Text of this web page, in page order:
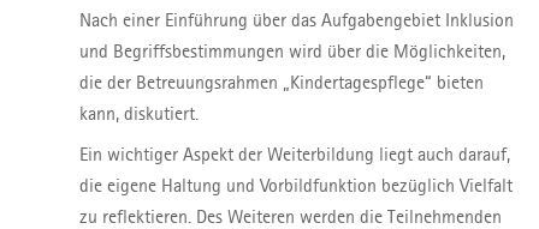
Nach einer Einführung über das Aufgabengebiet Inklusion
und Begriffsbestimmungen wird über die Möglichkeiten,
die der Betreuungsrahmen „Kindertagespflege“ bieten
kann, diskutiert.
Ein wichtiger Aspekt der Weiterbildung liegt auch darauf,
die eigene Haltung und Vorbildfunktion bezüglich Vielfalt
zu reflektieren. Des Weiteren werden die Teilnehmenden